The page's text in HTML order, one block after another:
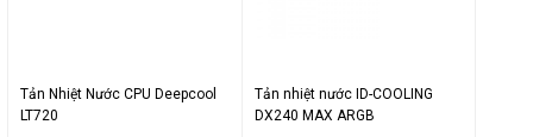
Tản Nhiệt Nước CPU Deepcool
LT720
Tản nhiệt nước ID-COOLING
DX240 MAX ARGB